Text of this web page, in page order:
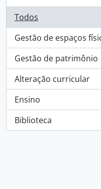
Todos
Gestão de espaços
, 5 resultados
Gestão de patrimônio
, 2 resultados
Alteração curricular
, 2 resultados
Ensino
, 1 resultados
Biblioteca
, 1 resultados